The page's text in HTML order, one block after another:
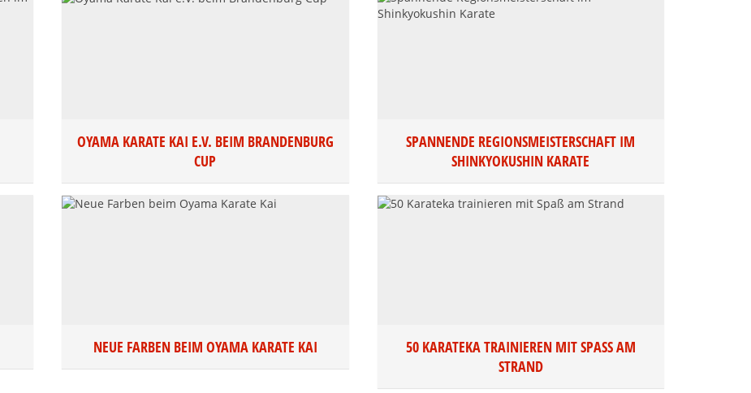
OYAMA KARATE KAI E.V. BEIM BRANDENBURG
CUP
SPANNENDE REGIONSMEISTERSCHAFT IM
SHINKYOKUSHIN KARATE
NEUE FARBEN BEIM OYAMA KARATE KAI
50 KARATEKA TRAINIEREN MIT SPASS AM S
TRAND